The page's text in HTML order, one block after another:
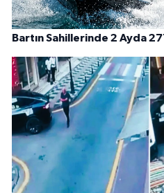
Bartın Sahillerinde 2 Ayda